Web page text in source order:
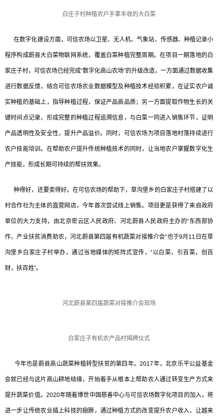
白庄子村种植农户手拿丰收的大白菜
在数字化建设方面，可信农场以卫星、无人机、气象站、传感器、种植记录小
程序构成蔚县大白菜物联网系统，覆盖白菜种植完整周期。在项目一期落地的白
家庄子村，可信农场已经完成“数字化高山农场”的升级改造，一方面通过数据收集
进行数据反馈，结合可信农场农业数据模型及种植技术经验积累，在证实农户诚
实种植的基础上，指导种植过程，保证产品高品质；另一方面提取作物生长的关
键时间点记录，形成完整的种植过程追溯信息，与白菜一同进入销售环节，证明
产品透明性及安全性，提升产品溢价。同时，可信农场为项目落地村落持续进行
农户技能培训。在帮助农户提升传统种植技术的同时，让当地农户掌握数字化生
产技能，形成长期可持续的帮扶效果。
种得好，还要卖得好。在可信农场的帮助下，草沟堡乡的白家庄子村搭建了以
村合作社为主体的直营网店，今年首次尝试线上销售。项目更是获得了来自政府
单位的大力支持，由北京密云区人民政府、河北蔚县人民政府主办的“东西部协
作，产业扶贫消费助农，河北蔚县第四届有机蔬菜对接推介会”也于9月11日在草
沟堡乡白家庄子村举办，通过当地媒体的矩阵式宣传，“以白菜，引百菜，创百
财，扶百姓”。
河北蔚县第四届蔬菜对接推介会现场
白家庄子有机农产品村揭牌仪式
今年也是蔚县高山蔬菜种植转型扶贫的第四年。2017年，北京乐平公益基金
会就已经与这片高山耕地结缘，开始着手从根本上帮助农人通过转变生产方式来
提升蔬菜价值。2020年随着博世中国慈善中心与可信农场数字化项目的加入，将
进一步让传统农业插上科技的翅膀，通过种植方式的改变提升农户收入，让越来